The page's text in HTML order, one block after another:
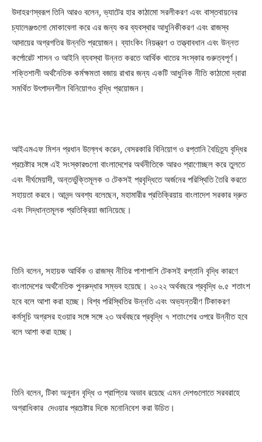
উদাহরণস্বরূপ তিনি আরও বলেন, ভ্যাটের হার কাঠামো সরলীকরণ এবং বাস্তবায়নের
চ্যালেঞ্জগুলো মোকাবেলা করে এর জন্য কর ব্যবস্থার আধুনিকীকরণ এবং রাজস্ব
আদায়ের অগ্রগতির উন্নতি প্রয়োজন। ব্যাংকিং নিয়ন্ত্রণ ও তত্ত্বাবধান এবং উন্নত
কর্পোরেট শাসন ও আইনি ব্যবস্থা উন্নত করতে আর্থিক খাতের সংস্কার গুরুত্বপূর্ণ।
শক্তিশালী অর্থনৈতিক কর্মক্ষমতা বজায় রাখার জন্য একটি আধুনিক নীতি কাঠামো দ্বারা
সমর্থিত উৎপাদনশীল বিনিয়োগও বৃদ্ধি প্রয়োজন।
আইএমএফ মিশন প্রধান উল্লেখ করেন, বেসরকারি বিনিয়োগ ও রপ্তানি বৈচিত্র্য বৃদ্ধির
প্রচেষ্টার সঙ্গে এই সংস্কারগুলো বাংলাদেশের অর্থনীতিকে আরও প্রাণোচ্ছল করে তুলতে
এবং দীর্ঘমেয়াদী, অন্তর্ভুক্তিমূলক ও টেকসই প্রবৃদ্ধিতে অর্জনের পরিস্থিতি তৈরি করতে
সহায়তা করবে। আনন্দ অবশ্য বলেছেন, মহামারীর প্রতিক্রিয়ায় বাংলাদেশ সরকার দ্রুত
এবং সিদ্ধান্তমূলক প্রতিক্রিয়া জানিয়েছে।
তিনি বলেন, সহায়ক আর্থিক ও রাজস্ব নীতির পাশাপাশি টেকসই রপ্তানি বৃদ্ধি কারণে
বাংলাদেশের অর্থনৈতিক পুনরুদ্ধার সম্ভব হয়েছে। ২০২২ অর্থবছরে প্রবৃদ্ধি ৬.৫ শতাংশ
হবে বলে আশা করা হচ্ছে। বিশ্ব পরিস্থিতির উন্নতি এবং অভ্যন্তরীণ টিকাকরণ
কর্মসূচি অগ্রসর হওয়ার সঙ্গে সঙ্গে ২৩ অর্থবছরে প্রবৃদ্ধি ৭ শতাংশের ওপরে উন্নীত হবে
বলে আশা করা হচ্ছে।
তিনি বলেন, টিকা অনুদান বৃদ্ধি ও প্রাপ্তির অভাব রয়েছে এমন দেশগুলোতে সরবরাহে
অগ্রাধিকার দেওয়ার প্রচেষ্টার দিকে মনোনিবেশ করা উচিত।